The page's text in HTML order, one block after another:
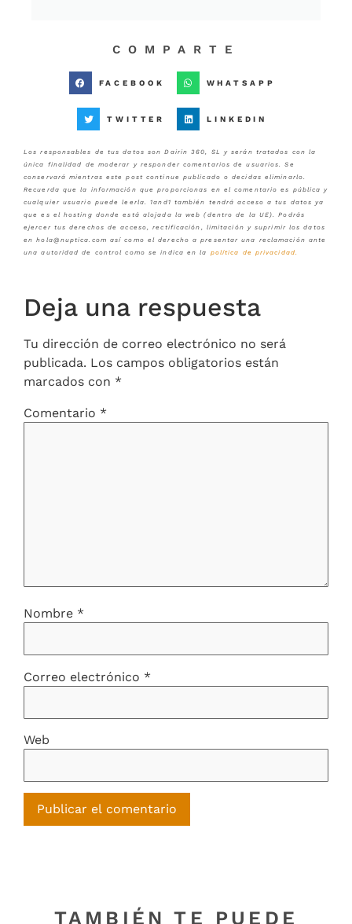
COMPARTE
FACEBOOK WHATSAPP
TWITTER LINKEDIN
Los responsables de tus datos son Dairin 360, SL y serán tratados con la
única finalidad de moderar y responder comentarios de usuarios. Se
conservará mientras este post continue publicado o decidas eliminarlo.
Recuerda que la información que proporcionas en el comentario es pública y
cualquier usuario puede leerla. 1and1 también tendrá acceso a tus datos ya
que es el hosting donde está alojada la web (dentro de la UE). Podrás
ejercer tus derechos de acceso, rectificación, limitación y suprimir los datos
en hola@nuptica.com así como el derecho a presentar una reclamación ante
una autoridad de control como se indica en la política de privacidad.
Deja una respuesta
Tu dirección de correo electrónico no será
publicada. Los campos obligatorios están
marcados con *
Comentario *
Nombre *
Correo electrónico *
Web
TAMBIÉN TE PUEDE